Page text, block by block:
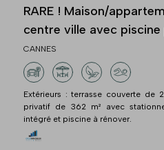
RARE ! Maison/
centre ville avec piscine
CANNES
Extérieurs : terrasse couverte de
privatif de 362 m² avec
intégré et piscine à rénover.